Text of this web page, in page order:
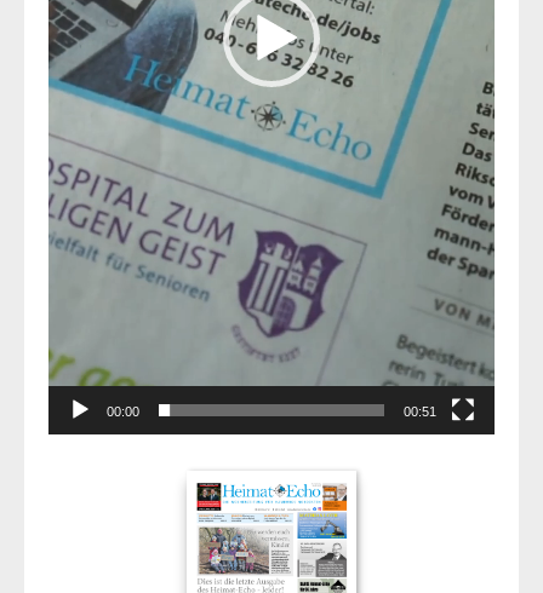
00:00 00:51